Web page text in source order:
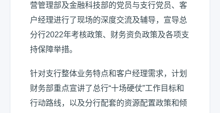
营管理部及金融科技部的党员与支行党员、客
户经理进行了现场的深度交流及辅导，宣导总
分行2022年考核政策、财务资负政策及各项支
持保障举措。
针对支行整体业务特点和客户经理需求，计划
财务部重点宣讲了总行“十场硬仗”工作目标和
行动路线，以及分行配套的资源配置政策和倾